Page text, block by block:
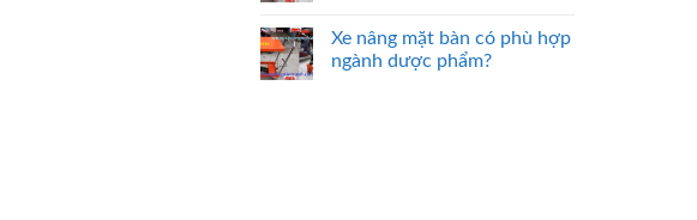
Xe nâng mặt bàn có phù hợp
ngành dược phẩm?